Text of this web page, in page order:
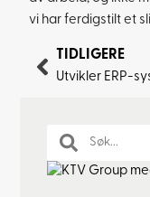
vi har ferdigstilt et
TIDLIGERE